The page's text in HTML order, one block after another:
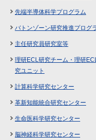
先端半導体科学プログラム
バトンゾーン研究推進プログ
主任研究員研究室等
理研ECL研究チーム・理研
究ユニット
計算科学研究センター
革新知能統合研究センター
生命医科学研究センター
脳神経科学研究センター